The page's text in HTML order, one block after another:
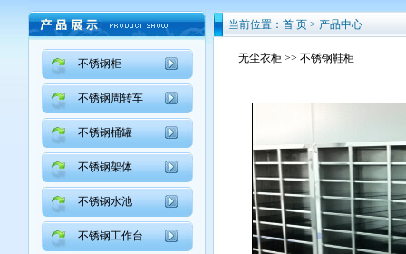
不锈钢柜
不锈钢周转车
不锈钢桶罐
不锈钢架体
不锈钢水池
不锈钢工作台
当前位置：首 页 > 产品中心
无尘衣柜 >> 不锈钢鞋柜